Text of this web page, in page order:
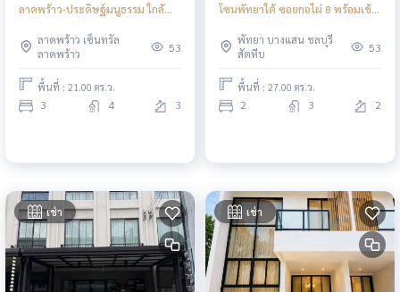
ลาดพร้าว-ประดิษฐ์มนูธรรม ใกล้
ลาดพร้าว เซ็นทรัล
ลาดพร้าว
53
พื้นที่ : 21.00 ตร.ว.
3 4 3
โซนพัทยาใต้ ซอยกอไผ่ 8 พร้อมเข้า
พัทยา บางแสน ชลบุรี
สัตหีบ
53
พื้นที่ : 27.00 ตร.ว.
2 3 2
เช่า เช่า